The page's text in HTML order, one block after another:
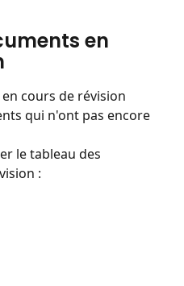
en
cours de révision
qui n'ont pas encore
le tableau des
: